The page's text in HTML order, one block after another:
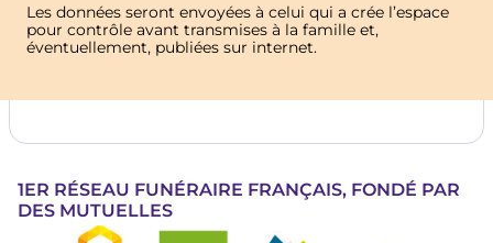
Les données seront envoyées à celui qui a crée l’espace
pour contrôle avant transmises à la famille et,
éventuellement, publiées sur internet.
1ER RÉSEAU FUNÉRAIRE FRANÇAIS, FONDÉ PAR
DES MUTUELLES
Image